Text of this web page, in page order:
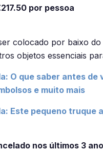
por pessoa
colocado por baixo
objetos essenciais
O que saber antes de
e muito mais
Este pequeno truque
nos últimos 3